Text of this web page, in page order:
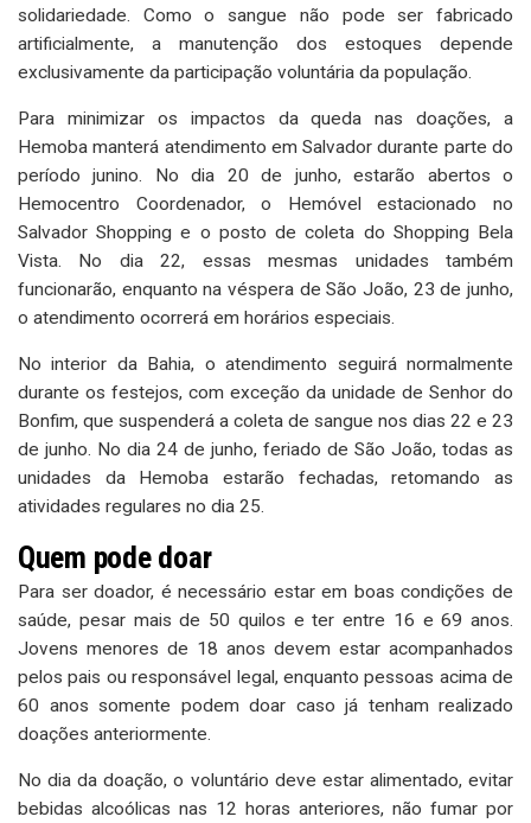
solidariedade. Como o sangue não pode ser fabricado
artificialmente, a manutenção dos estoques depende
exclusivamente da participação voluntária da população.
Para minimizar os impactos da queda nas doações, a
Hemoba manterá atendimento em Salvador durante parte do
período junino. No dia 20 de junho, estarão abertos o
Hemocentro Coordenador, o Hemóvel estacionado no
Salvador Shopping e o posto de coleta do Shopping Bela
Vista. No dia 22, essas mesmas unidades também
funcionarão, enquanto na véspera de São João, 23 de junho,
o atendimento ocorrerá em horários especiais.
No interior da Bahia, o atendimento seguirá normalmente
durante os festejos, com exceção da unidade de Senhor do
Bonfim, que suspenderá a coleta de sangue nos dias 22 e 23
de junho. No dia 24 de junho, feriado de São João, todas as
unidades da Hemoba estarão fechadas, retomando as
atividades regulares no dia 25.
Quem pode doar
Para ser doador, é necessário estar em boas condições de
saúde, pesar mais de 50 quilos e ter entre 16 e 69 anos.
Jovens menores de 18 anos devem estar acompanhados
pelos pais ou responsável legal, enquanto pessoas acima de
60 anos somente podem doar caso já tenham realizado
doações anteriormente.
No dia da doação, o voluntário deve estar alimentado, evitar
bebidas alcoólicas nas 12 horas anteriores, não fumar por